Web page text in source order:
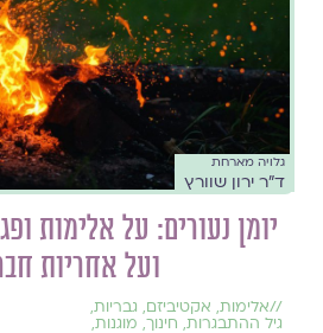
גלויה מארחת
ד"ר ירון שוורץ
יומן נעורים: על אלימות
ועל אחריות
//אלימות, אקטיביזם, גבריות,
גיל ההתבגרות, חינוך, מוגנות,